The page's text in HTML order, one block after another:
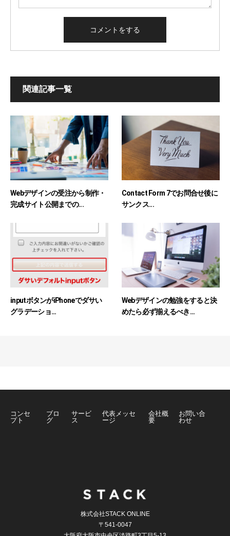
関連記事一覧
Webデザインの受注から制作・
完成サイト公開までの...
Contact Form 7でお問合せ後に
サンクス...
inputボタンがiPhoneでダサい
グラデーショ...
Webデザインの勉強をすると決
めたら必ず揃えるべき...
コンセ
プト
ブロ
グ
サービ
ス
代表メッセ
ージ
会社概
要
お問い合
わせ
株式会社STACK ONLINE
〒541-0047